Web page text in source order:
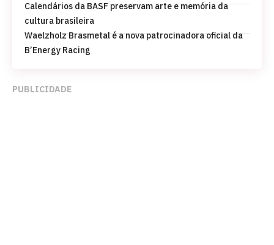
Calendários da BASF preservam arte e memória da
cultura brasileira
Waelzholz Brasmetal é a nova patrocinadora oficial da
B’Energy Racing
PUBLICIDADE